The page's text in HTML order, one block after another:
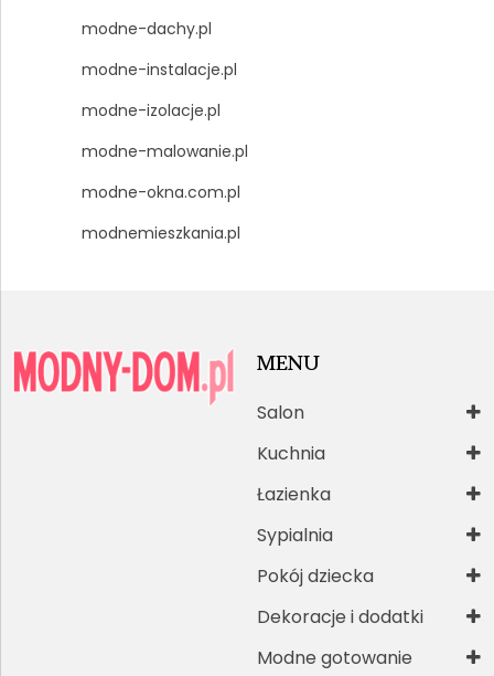
modne-dachy.pl
modne-instalacje.pl
modne-izolacje.pl
modne-malowanie.pl
modne-okna.com.pl
modnemieszkania.pl
MENU
Salon
Kuchnia
Łazienka
Sypialnia
Pokój dziecka
Dekoracje i dodatki
Modne gotowanie